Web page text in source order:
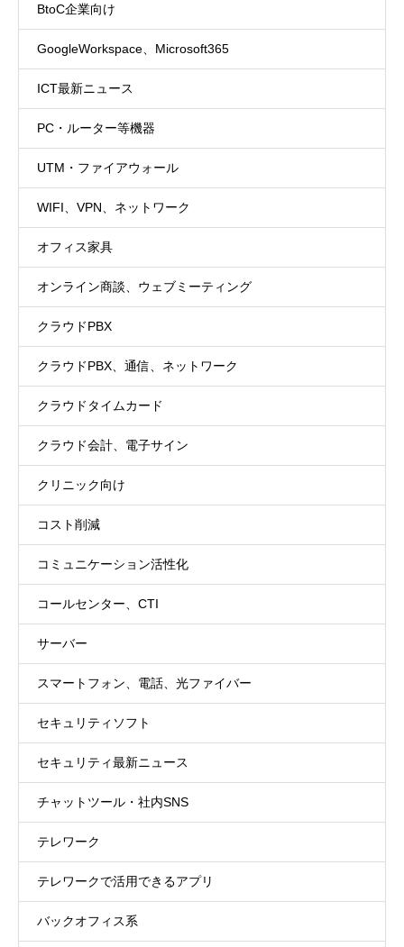
BtoC企業向け
GoogleWorkspace、Microsoft365
ICT最新ニュース
PC・ルーター等機器
UTM・ファイアウォール
WIFI、VPN、ネットワーク
オフィス家具
オンライン商談、ウェブミーティング
クラウドPBX
クラウドPBX、通信、ネットワーク
クラウドタイムカード
クラウド会計、電子サイン
クリニック向け
コスト削減
コミュニケーション活性化
コールセンター、CTI
サーバー
スマートフォン、電話、光ファイバー
セキュリティソフト
セキュリティ最新ニュース
チャットツール・社内SNS
テレワーク
テレワークで活用できるアプリ
バックオフィス系